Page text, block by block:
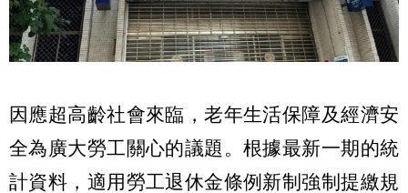
因應超高齡社會來臨，老年生活保障及經濟安
全為廣大勞工關心的議題。根據最新一期的統
計資料，適用勞工退休金條例新制強制提繳規